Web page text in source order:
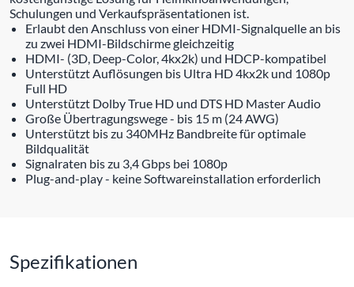
Schulungen und Verkaufspräsentationen ist.
Erlaubt den Anschluss von einer HDMI-Signalquelle an bis
zu zwei HDMI-Bildschirme gleichzeitig
HDMI- (3D, Deep-Color, 4kx2k) und HDCP-kompatibel
Unterstützt Auflösungen bis Ultra HD 4kx2k und 1080p
Full HD
Unterstützt Dolby True HD und DTS HD Master Audio
Große Übertragungswege - bis 15 m (24 AWG)
Unterstützt bis zu 340MHz Bandbreite für optimale
Bildqualität
Signalraten bis zu 3,4 Gbps bei 1080p
Plug-and-play - keine Softwareinstallation erforderlich
Spezifikationen